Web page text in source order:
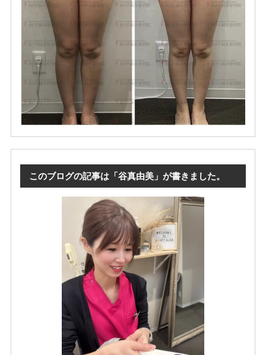
このブログの記事は「谷真由美」が書きました。